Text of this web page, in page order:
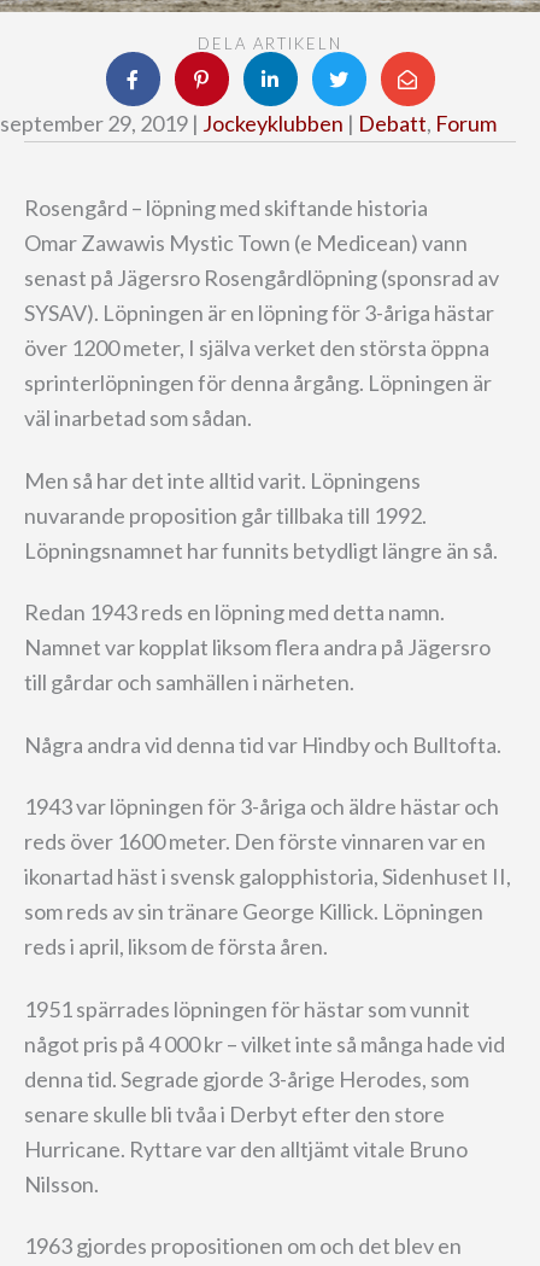
DELA ARTIKELN
september 29, 2019 | Jockeyklubben | Debatt, Forum
Rosengård – löpning med skiftande historia
Omar Zawawis Mystic Town (e Medicean) vann
senast på Jägersro Rosengårdlöpning (sponsrad av
SYSAV). Löpningen är en löpning för 3-åriga hästar
över 1200 meter, I själva verket den största öppna
sprinterlöpningen för denna årgång. Löpningen är
väl inarbetad som sådan.
Men så har det inte alltid varit. Löpningens
nuvarande proposition går tillbaka till 1992.
Löpningsnamnet har funnits betydligt längre än så.
Redan 1943 reds en löpning med detta namn.
Namnet var kopplat liksom flera andra på Jägersro
till gårdar och samhällen i närheten.
Några andra vid denna tid var Hindby och Bulltofta.
1943 var löpningen för 3-åriga och äldre hästar och
reds över 1600 meter. Den förste vinnaren var en
ikonartad häst i svensk galopphistoria, Sidenhuset II,
som reds av sin tränare George Killick. Löpningen
reds i april, liksom de första åren.
1951 spärrades löpningen för hästar som vunnit
något pris på 4 000 kr – vilket inte så många hade vid
denna tid. Segrade gjorde 3-årige Herodes, som
senare skulle bli tvåa i Derbyt efter den store
Hurricane. Ryttare var den alltjämt vitale Bruno
Nilsson.
1963 gjordes propositionen om och det blev en